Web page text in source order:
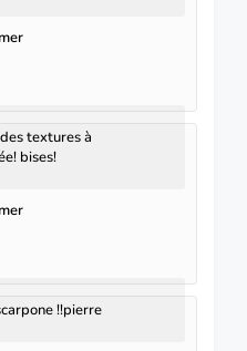
textures à
bises!
!!pierre